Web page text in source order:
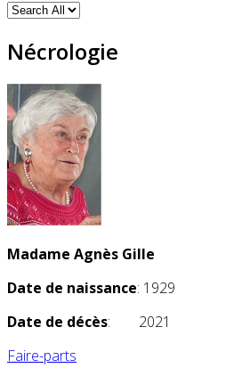
Nécrologie
Madame Agnès Gille
Date de naissance: 1929
Date de décès: 2021
Faire-parts